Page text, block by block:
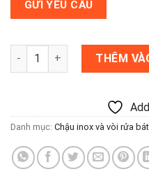
Vòi rửa bát MallocaTHÊM
Danh mục: Chậu inox và vòi rửa bát